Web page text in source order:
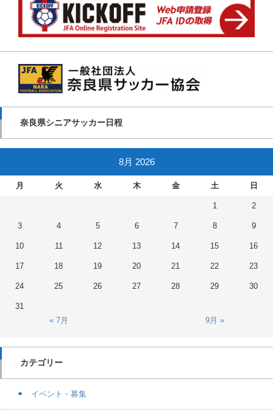
奈良県シニアサッカー日程
8月 2026
月 火 水 木 金 土 日
1 2
3 4 5 6 7 8 9
10 11 12 13 14 15 16
17 18 19 20 21 22 23
24 25 26 27 28 29 30
31
« 7月
9月 »
カテゴリー
イベント・募集